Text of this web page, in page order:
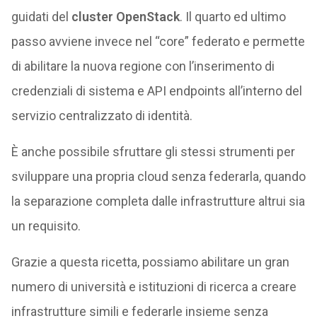
guidati del cluster OpenStack. Il quarto ed ultimo
passo avviene invece nel “core” federato e permette
di abilitare la nuova regione con l’inserimento di
credenziali di sistema e API endpoints all’interno del
servizio centralizzato di identità.
È anche possibile sfruttare gli stessi strumenti per
sviluppare una propria cloud senza federarla, quando
la separazione completa dalle infrastrutture altrui sia
un requisito.
Grazie a questa ricetta, possiamo abilitare un gran
numero di università e istituzioni di ricerca a creare
infrastrutture simili e federarle insieme senza